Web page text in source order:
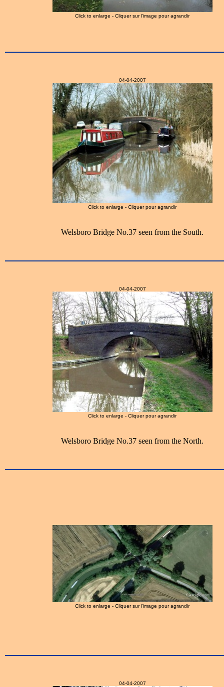
Click to enlarge - Cliquer sur l'image pour agrandir
04-04-2007
Click to enlarge - Cliquer pour agrandir
Welsboro Bridge No.37 seen from the South.
04-04-2007
Click to enlarge - Cliquer pour agrandir
Welsboro Bridge No.37 seen from the North.
Click to enlarge - Cliquer sur l'image pour agrandir
04-04-2007